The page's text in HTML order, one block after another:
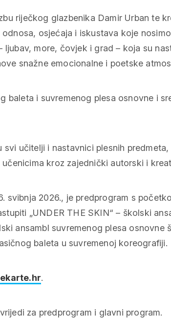
riječkog glazbenika Damir Urban te
osjećaja i iskustava koje
more, čovjek i grad – koja su
snažne emocionalne i poetske
baleta i suvremenog plesa osnovne i
učitelji i nastavnici plesnih predmeta,
kroz zajednički autorski i
svibnja 2026., je predprogram s
„UNDER THE SKIN“ – školski
ansambl suvremenog plesa osnovne
baleta u suvremenoj koreografiji.
.
za predprogram i glavni program.